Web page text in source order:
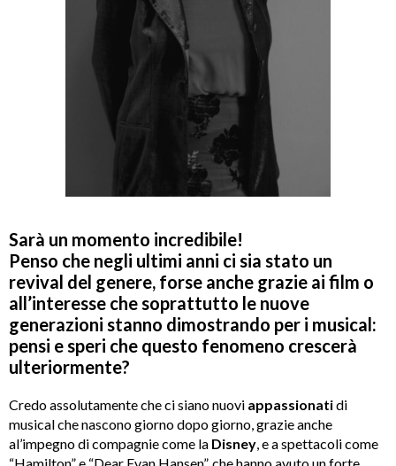
Sarà un momento incredibile!
Penso che negli ultimi anni ci sia stato un
revival del genere, forse anche grazie ai film o
all’interesse che soprattutto le nuove
generazioni stanno dimostrando per i musical:
pensi e speri che questo fenomeno crescerà
ulteriormente?
Credo assolutamente che ci siano nuovi appassionatidi
musical che nascono giorno dopo giorno, grazie anche
al’impegno di compagnie come la Disney , e a spettacoli come
“Hamilton” e “Dear Evan Hansen”, che hanno avuto un forte